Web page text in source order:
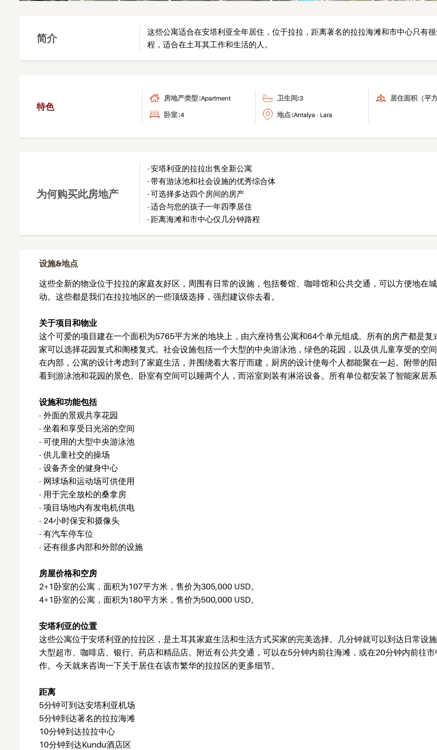
简介
这些公寓适合在安塔利亚全年居住，位于拉拉，距离著名的拉拉海滩和市中心只有
程，适合在土耳其工作和生活的人。
特色
房地产类型 :Apartment
卧室 :4
卫生间:3
地点 :Antalya - Lara
居住面积（平
为何购买此房地产
- 安塔利亚的拉拉出售全新公寓
- 带有游泳池和社会设施的优秀综合体
- 可选择多达四个房间的房产
- 适合与您的孩子一年四季居住
- 距离海滩和市中心仅几分钟路程
设施&地点
这些全新的物业位于拉拉的家庭友好区，周围有日常的设施，包括餐馆、咖啡馆和公共交通，可以方便地在
动。这些都是我们在拉拉地区的一些顶级选择，强烈建议你去看。
关于项目和物业
这个可爱的项目建在一个面积为5765平方米的地块上，由六座待售公寓和64个单元组成。所有的房产都是复
家可以选择花园复式和阁楼复式。社会设施包括一个大型的中央游泳池，绿色的花园，以及供儿童享受的空间
在内部，公寓的设计考虑到了家庭生活，并围绕着大客厅而建，厨房的设计使每个人都能聚在一起。附带的
看到游泳池和花园的景色。卧室有空间可以睡两个人，而浴室则装有淋浴设备。所有单位都安装了智能家居系
设施和功能包括
- 外面的景观共享花园
- 坐着和享受日光浴的空间
- 可使用的大型中央游泳池
- 供儿童社交的操场
- 设备齐全的健身中心
- 网球场和运动场可供使用
- 用于完全放松的桑拿房
- 项目场地内有发电机供电
- 24小时保安和摄像头
- 有汽车停车位
- 还有很多内部和外部的设施
房屋价格和空房
2+1卧室的公寓，面积为107平方米，售价为305,000 USD。
4+1卧室的公寓，面积为180平方米，售价为500,000 USD。
安塔利亚的位置
这些公寓位于安塔利亚的拉拉区，是土耳其家庭生活和生活方式买家的完美选择。几分钟就可以到达日常设
大型超市、咖啡店、银行、药店和精品店。附近有公共交通，可以在5分钟内前往海滩，或在20分钟内前往
作。今天就来咨询一下关于居住在该市繁华的拉拉区的更多细节。
距离
5分钟可到达安塔利亚机场
5分钟到达著名的拉拉海滩
10分钟到达拉拉中心
10分钟到达Kundu酒店区